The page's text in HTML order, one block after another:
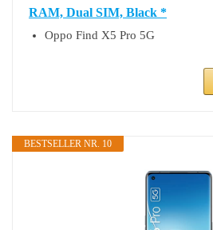
RAM, Dual SIM, Black *
Oppo Find X5 Pro 5G
BESTSELLER NR. 10